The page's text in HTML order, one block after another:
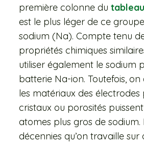
première colonne du
est le plus léger de ce
sodium (Na). Compte tenu
propriétés chimiques
utiliser également le sodium
batterie Na-ion. Toutefois,
les matériaux des électrodes
cristaux ou porosités
atomes plus gros de sodium.
décennies qu’on travaille sur